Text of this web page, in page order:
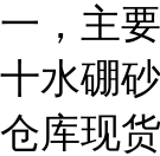
一，主
十水硼
仓库现